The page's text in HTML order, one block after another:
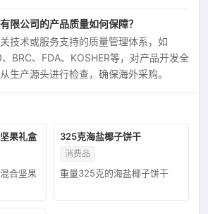
限公司的产品质量如何保障？
技术或服务支持的质量管理体系，如
BRC、FDA、KOSHER等，对产品开发全
生产源头进行检查，确保海外采购。
果礼盒
合坚果
325克海盐椰子饼干
消费品
重量325克的海盐椰子饼干